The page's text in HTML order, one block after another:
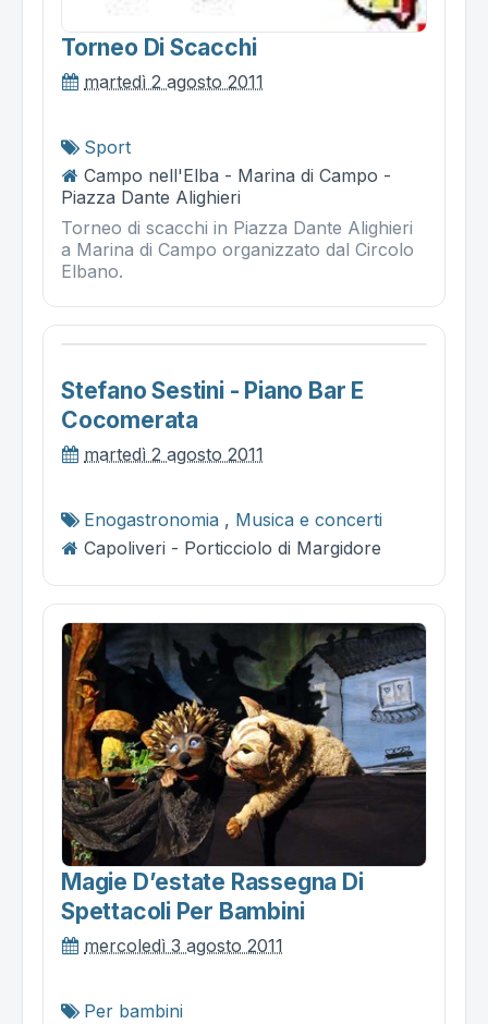
Torneo Di Scacchi
martedì 2 agosto 2011
Sport
Campo nell'Elba - Marina di Campo -
Piazza Dante Alighieri
Torneo di scacchi in Piazza Dante Alighieri
a Marina di Campo organizzato dal Circolo
Elbano.
Stefano Sestini - Piano Bar E
Cocomerata
martedì 2 agosto 2011
Enogastronomia , Musica e concerti
Capoliveri - Porticciolo di Margidore
Magie D’estate Rassegna Di
Spettacoli Per Bambini
mercoledì 3 agosto 2011
Per bambini